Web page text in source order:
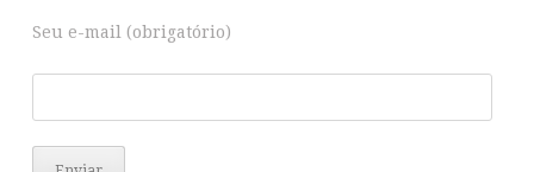
Seu e-mail (obrigatório)